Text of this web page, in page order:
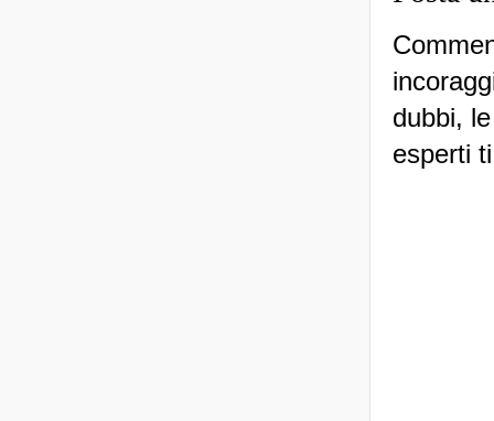
dubbi,
esperti